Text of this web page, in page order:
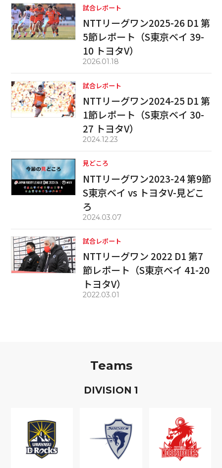
試合レポート
NTTリーグワン2025-26 D1 第
5節レポート（S東京ベイ 39-
10 トヨタV）
2026.01.18
試合レポート
NTTリーグワン2024-25 D1 第
1節レポート（S東京ベイ 30-
27 トヨタV）
2024.12.23
見どころ
NTTリーグワン2023-24 第9節
S東京ベイ vs トヨタV-見どこ
ろ
2024.03.07
試合レポート
NTTリーグワン 2022 D1 第7
節レポート（S東京ベイ 41-20
トヨタV）
2022.03.01
Teams
DIVISION 1